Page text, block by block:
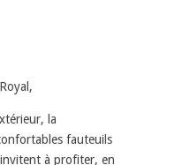
la
fauteuils
à profiter, en